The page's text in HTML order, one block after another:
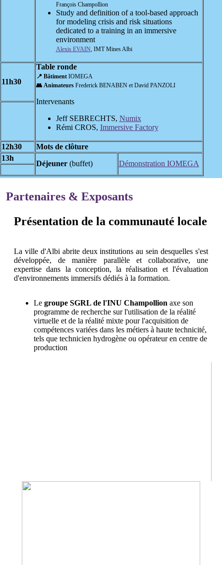
François Champollion
Study and definition of a tool-based approach
for modeling crisis and risk situations
dedicated to a training in an immersive
environment
Alexis EVAIN, IMT Mines Albi
11h30
Table ronde
📍 BâtimentIOMEGA
👥 AnimateursFrederick BENABEN et David PANZOLI
Intervenants
Jeff SEBRECHTS, Numix
Rémi CROS, Immersive Factory
12h30
Mots de clôture
13h
Déjeuner(buffet) Démonstration IOMEGA
Partenaires & Exposants
Présentation de la communauté locale
La ville d'Albi abrite deux institutions au sein desquelles s'est
développée, de manière parallèle et collaborative, une
expertise dans la conception, la réalisation et l'évaluation
d'environnements immersifs dédiés à la formation.
Le groupe SGRL de l'INU Champollion axe son
programme de recherche sur l'utilisation de la réalité
virtuelle et de la réalité mixte pour l'acquisition de
compétences variées dans les métiers à haute technicité,
tels que technicien hydrogène ou opérateur en centre de
production